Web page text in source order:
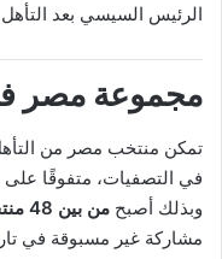
الرئيس السيسي بعد التأهل
مجموعة مصر في
تمكن منتخب مصر من
في التصفيات، متفوقًا على
وبذلك أصبح من بين 48 منتخبًا
مشاركة غير مسبوقة في